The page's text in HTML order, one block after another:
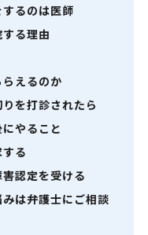
るのは医師
る理由
えるのか
を打診されたら
やること
る
認定を受ける
は弁護士にご相談